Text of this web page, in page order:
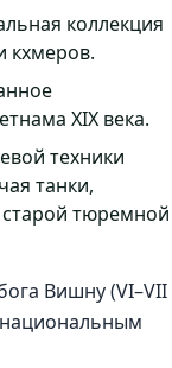
коллекция
кхмеров.
XIX века.
техники
танки,
тюремной
Вишну (VI–VII